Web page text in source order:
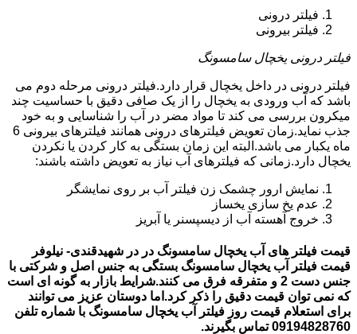
فیلتر درونی
فیلتر بیرونی
فیلتر درونی یخچال سامسونگ
فیلتر درونی در داخل یخچال قرار دارد.فیلتر درونی مرحله دوم می
باشد که آب ورودی به یخچال را از یک صافی دقیق با حساسیت چند
میکرون بررسی می کند تا مواد مضر در آب را شناسایی و به خود
جذب نماید.زمان تعویض فیلترهای درونی همانند فیلترهای بیرونی 6
ماه یکبار می باشد.البته این زمان بستگی به کار کردن یا نکردن
یخچال دارد.زمانی که فیلترهای آب نیاز به تعویض داشته باشند:
نمایش ارور چشمک زن فیلتر آب بر روی نمایشگر
عدم یخ سازی یخساز
خروج آهسته آب از دیسپسنر یا آبریز
قیمت فیلتر های آب یخچال سامسونگ در در شهیدقندی- نیلوفر
قیمت فیلتر آب یخچال سامسونگ بستگی به جنس اصل و شرکتی با
جنس دست 2 و متفرقه فرق می کنند.شرایط بازار به گونه ای است
که نمی توان قیمت دقیق را ذکر کرد.اما دوستان عزیز می توانند
برای استعلام قیمت روز فیلتر آب یخچال سامسونگ با شماره تلفن
09194828760 تماس بگیرند.